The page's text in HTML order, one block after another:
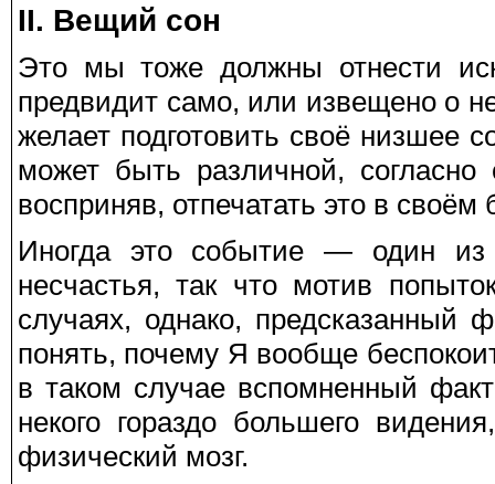
II. Вещий сон
Это мы тоже должны отнести
предвидит само, или извещено о
желает подготовить своё низшее
может быть различной,
восприняв, отпечатать это в
Иногда это событие — один из
несчастья, так что мотив
случаях, однако, предсказанный
понять, почему Я вообще
в таком случае вспомненный
некого гораздо большего
физический мозг.